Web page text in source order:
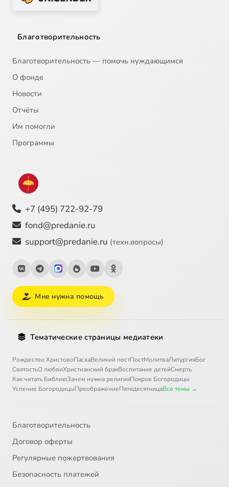
Благотворительность
Благотворительность — помочь нуждающимся
О фонде
Новости
Отчёты
Им помогли
Программы
+7 (495) 722-92-79
fond@predanie.ru
support@predanie.ru (техн.вопросы)
Мне нужна помощь
Тематические страницы медиатеки
Рождество ХристовоПасхаВеликий постПостМолитваЛитургияБог
СвятостьО любвиХристианский бракВоспитание детейСмерть
Как читать БиблиюЗачем нужна религияПокров Богородицы
Успение БогородицыПреображениеПятидесятницаВсе темы →
Благотворительность
Договор оферты
Регулярные пожертвования
Безопасность платежей